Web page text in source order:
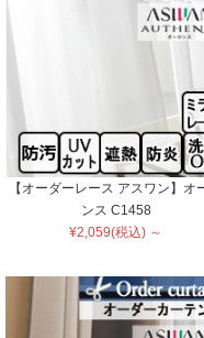
【オーダーレース アスワン】オ
ンス C1458
¥2,059(税込) ～